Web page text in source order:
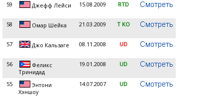
59 Джефф Лейси 15.08.2009 RTD
58 Омар Шейка 21.03.2009 T KO
57 Джо Кальзаге 08.11.2008 UD
56
Феликс
Тринидад
19.01.2008 UD
55
Энтони
Хэншоу
14.07.2007 UD